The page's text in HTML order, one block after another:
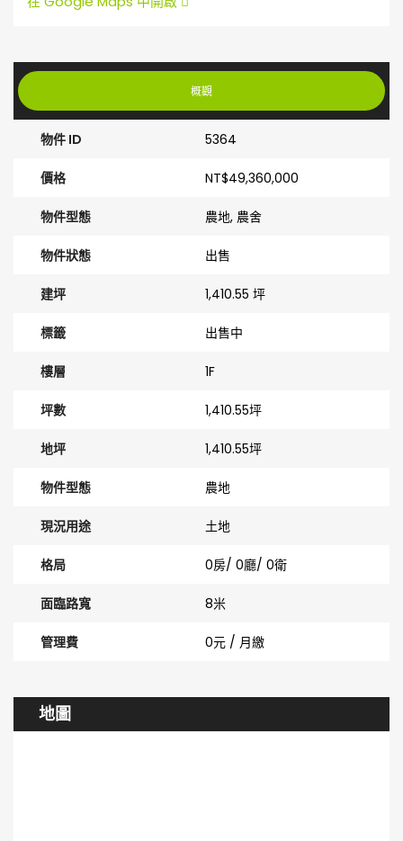
概觀
物件 ID 5364
價格 NT$49,360,000
物件型態 農地, 農舍
物件狀態 出售
建坪 1,410.55 坪
標籤 出售中
樓層 1F
坪數 1,410.55坪
地坪 1,410.55坪
物件型態 農地
現況用途 土地
格局 0房/ 0廳/ 0衛
面臨路寬 8米
管理費 0元 / 月繳
地圖